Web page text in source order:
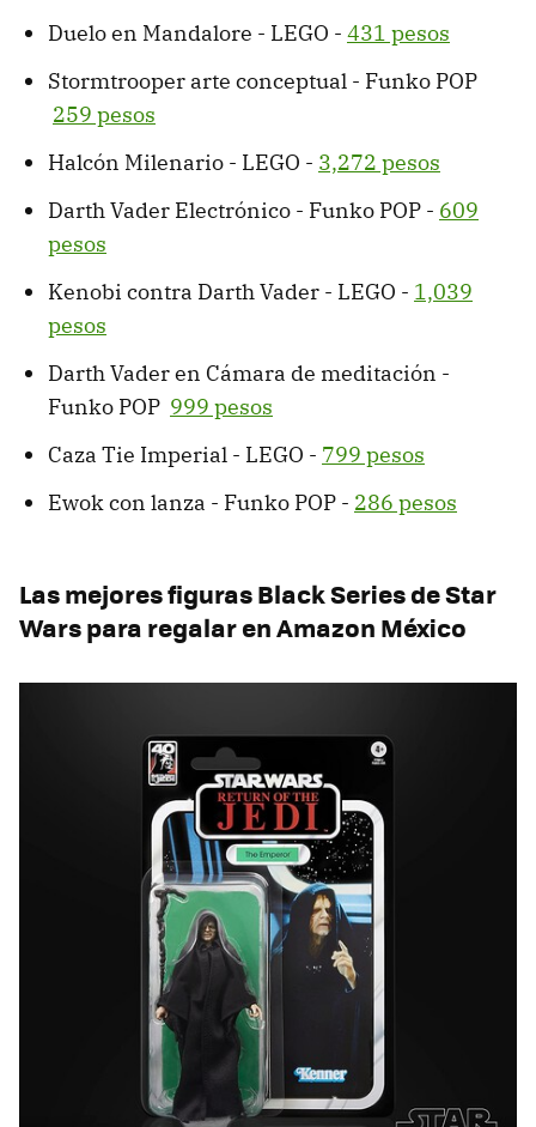
Duelo en Mandalore - LEGO - 431 pesos
Stormtrooper arte conceptual - Funko POP
259 pesos
Halcón Milenario - LEGO - 3,272 pesos
Darth Vader Electrónico - Funko POP - 609
pesos
Kenobi contra Darth Vader - LEGO - 1,039
pesos
Darth Vader en Cámara de meditación -
Funko POP 999 pesos
Caza Tie Imperial - LEGO - 799 pesos
Ewok con lanza - Funko POP - 286 pesos
Las mejores figuras Black Series de Star
Warspara regalar en Amazon México